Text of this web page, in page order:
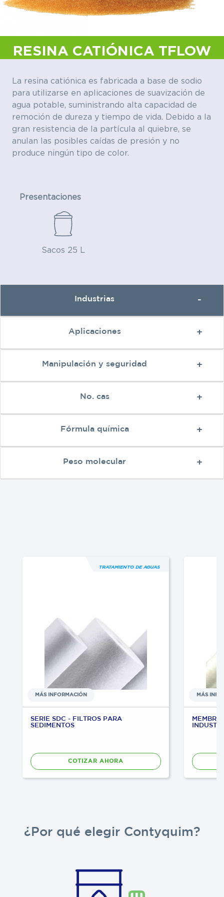
RESINA CATIÓNICA TFLOW
La resina catiónica es fabricada a base de sodio
para utilizarse en aplicaciones de suavización de
agua potable, suministrando alta capacidad de
remoción de dureza y tiempo de vida. Debido a la
gran resistencia de la partícula al quiebre, se
anulan las posibles caídas de presión y no
produce ningún tipo de color.
Presentaciones
Sacos 25 L
Industrias
Aplicaciones
Manipulación y seguridad
No. cas
Fórmula química
Peso molecular
TRATAMIENTO DE AGUAS
MÁS INFORMACIÓN
SERIE SDC - FILTROS PARA
SEDIMENTOS
COTIZAR AHORA
MÁS
¿Por qué elegir Contyquim?